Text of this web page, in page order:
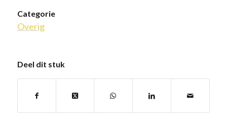
Categorie
Overig
Deel dit stuk